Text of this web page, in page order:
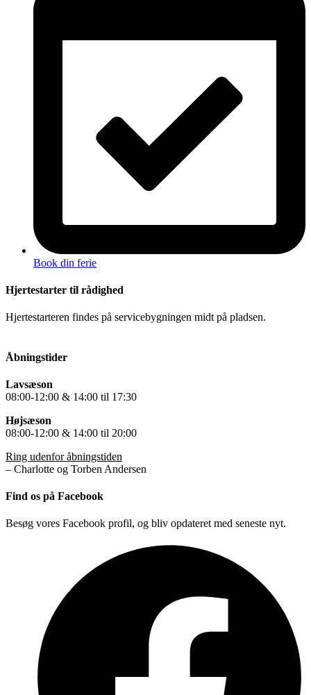
Book din ferie
Hjertestarter til rådighed
Hjertestarteren findes på servicebygningen midt på pladsen.
Åbningstider
Lavsæson
08:00-12:00 & 14:00 til 17:30
Højsæson
08:00-12:00 & 14:00 til 20:00
Ring udenfor åbningstiden
– Charlotte og Torben Andersen
Find os på Facebook
Besøg vores Facebook profil, og bliv opdateret med seneste nyt.